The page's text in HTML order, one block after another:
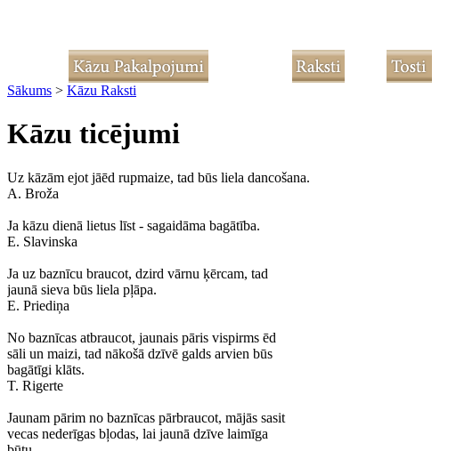
Sākums > Kāzu Raksti
Kāzu ticējumi
Uz kāzām ejot jāēd rupmaize, tad būs liela dancošana.
A. Broža
Ja kāzu dienā lietus līst - sagaidāma bagātība.
E. Slavinska
Ja uz baznīcu braucot, dzird vārnu ķērcam, tad
jaunā sieva būs liela pļāpa.
E. Priediņa
No baznīcas atbraucot, jaunais pāris vispirms ēd
sāli un maizi, tad nākošā dzīvē galds arvien būs
bagātīgi klāts.
T. Rigerte
Jaunam pārim no baznīcas pārbraucot, mājās sasit
vecas nederīgas bļodas, lai jaunā dzīve laimīga